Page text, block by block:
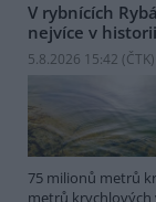
V rybnících
nejvíce v
5.8.2026 15:42 (ČTK)
75 milionů metrů
metrů krychlových